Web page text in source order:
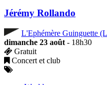
Jérémy Rollando
L'Ephémère Guinguette
dimanche 23 août - 18h30
Gratuit
Concert et club